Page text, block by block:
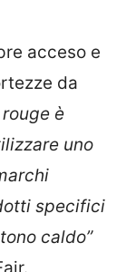
acceso e
da
è
uno
specifici
caldo”